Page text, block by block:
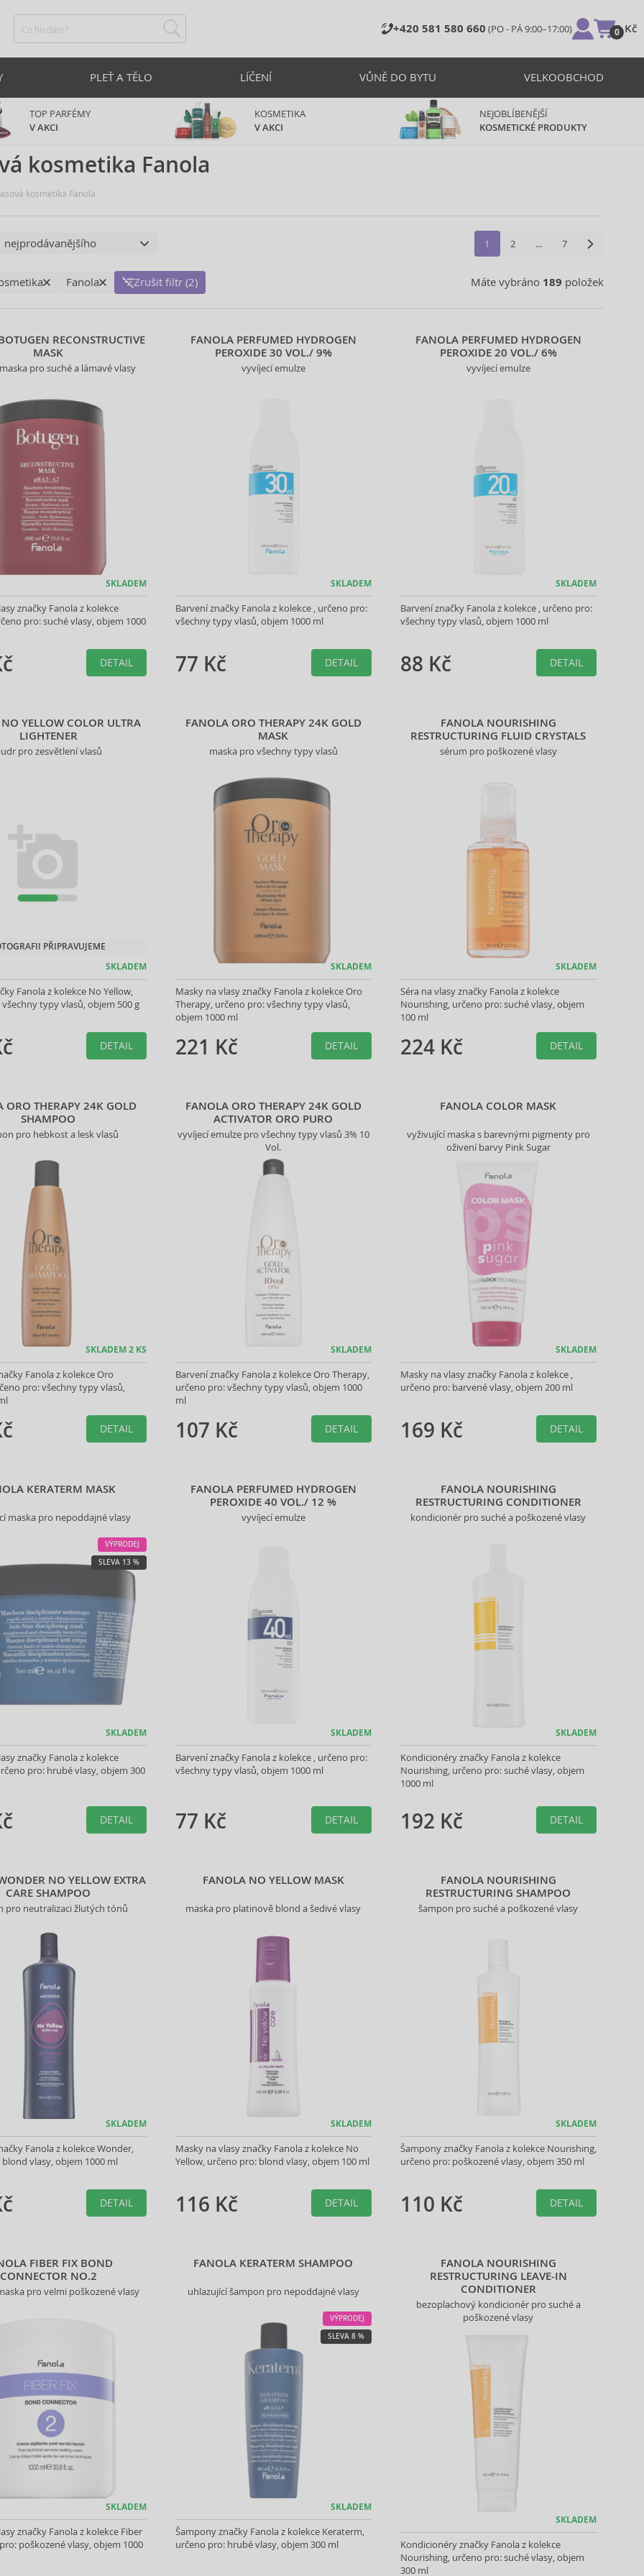
+420 581 580 660 (PO - PÁ 9:00–17:00) 0
0 Kč
PLEŤ A TĚLO LÍČENÍ VŮNĚ DO BYTU VELKOOBCHOD
TOP PARFÉMY
V AKCI
KOSMETIKA
V AKCI
NEJOBLÍBENĚJŠÍ
KOSMETICKÉ PRODUKTY
kosmetika Fanola
kosmetika Fanola
1 2 … 7
Máte vybráno 189 položek
Fanola Zrušit filtr (2)
RECONSTRUCTIVE
MASK
pro suché a lámavé vlasy
SKLADEM
značky Fanola z kolekce
pro: suché vlasy, objem 1000
DETAIL
FANOLA PERFUMED HYDROGEN
PEROXIDE 30 VOL./ 9%
vyvíjecí emulze
SKLADEM
Barvení značky Fanola z kolekce , určeno pro:
všechny typy vlasů, objem 1000 ml
77 Kč DETAIL
FANOLA PERFUMED HYDROGEN
PEROXIDE 20 VOL./ 6%
vyvíjecí emulze
SKLADEM
Barvení značky Fanola z kolekce , určeno pro:
všechny typy vlasů, objem 1000 ml
88 Kč DETAIL
YELLOW COLOR ULTRA
LIGHTENER
pro zesvětlení vlasů
PŘIPRAVUJEME
SKLADEM
Fanola z kolekce No Yellow,
typy vlasů, objem 500 g
DETAIL
FANOLA ORO THERAPY 24K GOLD
MASK
maska pro všechny typy vlasů
SKLADEM
Masky na vlasy značky Fanola z kolekce Oro
Therapy, určeno pro: všechny typy vlasů,
objem 1000 ml
221 Kč DETAIL
FANOLA NOURISHING
RESTRUCTURING FLUID CRYSTALS
sérum pro poškozené vlasy
SKLADEM
Séra na vlasy značky Fanola z kolekce
Nourishing, určeno pro: suché vlasy, objem
100 ml
224 Kč DETAIL
ORO THERAPY 24K GOLD
SHAMPOO
pro hebkost a lesk vlasů
SKLADEM 2 KS
Fanola z kolekce Oro
pro: všechny typy vlasů,
DETAIL
FANOLA ORO THERAPY 24K GOLD
ACTIVATOR ORO PURO
vyvíjecí emulze pro všechny typy vlasů 3% 10
Vol.
SKLADEM
Barvení značky Fanola z kolekce Oro Therapy,
určeno pro: všechny typy vlasů, objem 1000
ml
107 Kč DETAIL
FANOLA COLOR MASK
vyživující maska s barevnými pigmenty pro
oživení barvy Pink Sugar
SKLADEM
Masky na vlasy značky Fanola z kolekce ,
určeno pro: barvené vlasy, objem 200 ml
169 Kč DETAIL
KERATERM MASK
maska pro nepoddajné vlasy
VÝPRODEJ
SLEVA 13 %
SKLADEM
značky Fanola z kolekce
pro: hrubé vlasy, objem 300
DETAIL
FANOLA PERFUMED HYDROGEN
PEROXIDE 40 VOL./ 12 %
vyvíjecí emulze
SKLADEM
Barvení značky Fanola z kolekce , určeno pro:
všechny typy vlasů, objem 1000 ml
77 Kč DETAIL
FANOLA NOURISHING
RESTRUCTURING CONDITIONER
kondicionér pro suché a poškozené vlasy
SKLADEM
Kondicionéry značky Fanola z kolekce
Nourishing, určeno pro: suché vlasy, objem
1000 ml
192 Kč DETAIL
NO YELLOW EXTRA
CARE SHAMPOO
pro neutralizaci žlutých tónů
SKLADEM
Fanola z kolekce Wonder,
vlasy, objem 1000 ml
DETAIL
FANOLA NO YELLOW MASK
maska pro platinově blond a šedivé vlasy
SKLADEM
Masky na vlasy značky Fanola z kolekce No
Yellow, určeno pro: blond vlasy, objem 100 ml
116 Kč DETAIL
FANOLA NOURISHING
RESTRUCTURING SHAMPOO
šampon pro suché a poškozené vlasy
SKLADEM
Šampony značky Fanola z kolekce Nourishing,
určeno pro: poškozené vlasy, objem 350 ml
110 Kč DETAIL
FIBER FIX BOND
CONNECTOR NO.2
pro velmi poškozené vlasy
SKLADEM
značky Fanola z kolekce Fiber
poškozené vlasy, objem 1000
FANOLA KERATERM SHAMPOO
uhlazující šampon pro nepoddajné vlasy
VÝPRODEJ
SLEVA 8 %
SKLADEM
Šampony značky Fanola z kolekce Keraterm,
určeno pro: hrubé vlasy, objem 300 ml
FANOLA NOURISHING
RESTRUCTURING LEAVE-IN
CONDITIONER
bezoplachový kondicionér pro suché a
poškozené vlasy
SKLADEM
Kondicionéry značky Fanola z kolekce
Nourishing, určeno pro: suché vlasy, objem
300 ml